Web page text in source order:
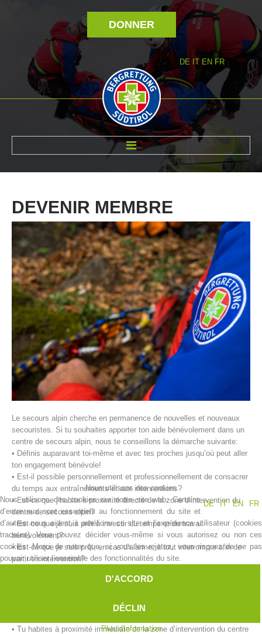
DONNER
DE IT EN FR
DEVENIR MEMBRE
Le secours alpin cherche en permanence de nouvelles et nouveaux
secouristes. Si tu souhaites apporter ton aide bénévolement dans un
centre de secours alpin, nous te conseillons la démarche suivante:
• Définis auparavant toi-même et avec tes proches jusqu’où peut aller
ton engagement bénévole!
• Est-il possible personnellement et professionnellement de consacrer
du temps aux entraînements et aux interventions?
• Est-ce que j’habite à proximité directe de la zone d’intervention du
centre de secours alpin?
• Est-ce que je suis prêt à investir du temps et du travail
bénévolement?
• Est-ce que je suis prêt, en cas d’alarme, à tout interrompre afin de
partir en intervention?
des personnes en détresse?
Nos exigences pour le/la secouriste:
• Tu habites à proximité immédiate de la zone d’intervention du centre
Nous utilisons des cookies
DE
IT EN FR
Nous utilisons des cookies sur notre site web. Certains
d’entre eux sont essentiels au fonctionnement du site et
d’autres nous aident à améliorer ce site et l’expérience utilisateur (cookies
traceurs). Vous pouvez décider vous-même si vous autorisez ou non ces
cookies. Merci de noter que, si vous les rejetez, vous risquez de ne pas
pouvoir utiliser l’ensemble des fonctionnalités du site.
D'ACCORD
DÉCLIN
Plus d'information